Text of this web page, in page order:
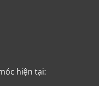
hiện tại: